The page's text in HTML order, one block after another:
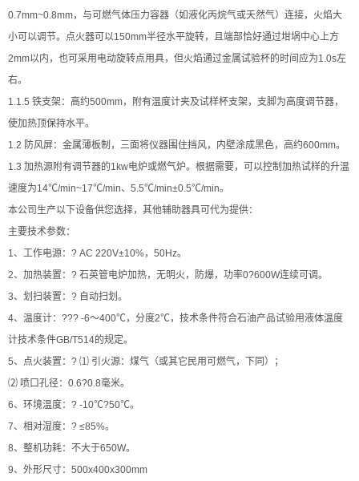
0.7mm~0.8mm，与可燃气体压力容器（如液化丙烷气或天然气）连接，火焰大
小可以调节。点火器可以150mm半径水平旋转，且端部恰好通过坩埚中心上方
2mm以内，也可采用电动旋转点用具，但火焰通过金属试验杯的时间应为1.0s左
右。
1.1.5 铁支架：高约500mm，附有温度计夹及试样杯支架，支脚为高度调节器，
使加热顶保持水平。
1.2 防风屏：金属薄板制，三面将仪器围住挡风，内壁涂成黑色，高约600mm。
1.3 加热源附有调节器的1kw电炉或燃气炉。根据需要，可以控制加热试样的升温
速度为14℃/min~17℃/min、5.5℃/min±0.5℃/min。
本公司生产以下设备供您选择，其他辅助器具可代为提供：
主要技术参数：
1、工作电源：? AC 220V±10%，50Hz。
2、加热装置：? 石英管电炉加热，无明火，防爆，功率0?600W连续可调。
3、划扫装置：? 自动扫划。
4、温度计：??? -6～400℃，分度2℃，技术条件符合石油产品试验用液体温度
计技术条件GB/T514的规定。
5、点火装置：? ⑴ 引火源：煤气（或其它民用可燃气，下同）；
⑵ 喷口孔径：0.6?0.8毫米。
6、环境温度：? -10℃?50℃。
7、相对湿度：? ≤85%。
8、整机功耗：不大于650W。
9、外形尺寸：500x400x300mm